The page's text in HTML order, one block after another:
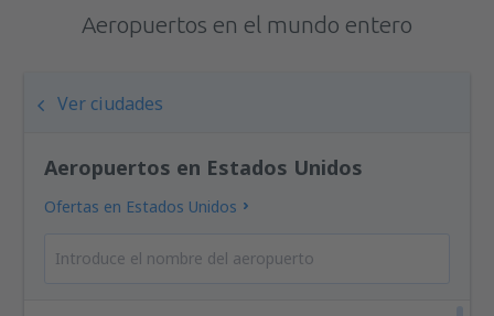
Aeropuertos en el mundo entero
Ver ciudades
Aeropuertos en Estados Unidos
Ofertas en Estados Unidos